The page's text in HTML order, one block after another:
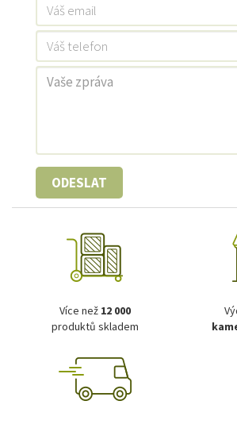
ODESLAT
Více než 12 000
produktů skladem